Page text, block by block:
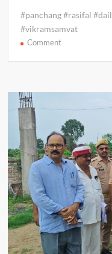
at
s
A
e
o
k
#panchang #rasifal
#vikramsamvat
Commenton
–
अगस्त
2026